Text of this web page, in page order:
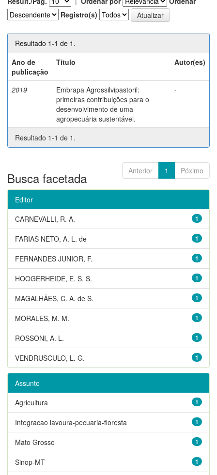
Registro(s)
Resultado 1-1 de 1.
Ano de
publicação
Título Autor(es)
2019
Embrapa Agrossilvipastoril:
primeiras contribuições para o
desenvolvimento de uma
agropecuária sustentável.
-
Resultado 1-1 de 1.
Anterior 1 Póximo
Busca facetada
Editor
1
CARNEVALLI, R. A.
1
FARIAS NETO, A. L. de
1
FERNANDES JUNIOR, F.
1
HOOGERHEIDE, E. S. S.
1
MAGALHÃES, C. A. de S.
1
MORALES, M. M.
1
ROSSONI, A. L.
1
VENDRUSCULO, L. G.
Assunto
1
Agricultura
1
Integracao lavoura-pecuaria-floresta
1
Mato Grosso
1
Sinop-MT